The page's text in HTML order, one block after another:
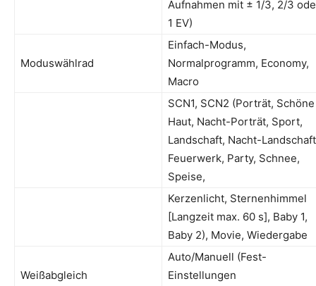
Aufnahmen mit ± 1/3, 2/3
1 EV)
Moduswählrad
Einfach-Modus,
Normalprogramm, Economy,
Macro
SCN1, SCN2 (Porträt, Schöne
Haut, Nacht-Porträt, Sport,
Landschaft, Nacht-
Feuerwerk, Party, Schnee,
Speise,
Kerzenlicht, Sternenhimmel
[Langzeit max. 60 s], Baby 1,
Baby 2), Movie, Wiedergabe
Weißabgleich
Auto/Manuell (Fest-
Einstellungen